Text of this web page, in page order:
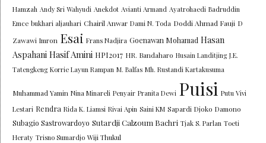
Hamzah Andy Sri Wahyudi Anekdot Avianti Armand Ayatrohaedi Badruddin
Emce bukhari aljauhari Chairil Anwar Dami N. Toda Doddi Ahmad Fauji D
Zawawi Imron Esai Frans Nadjira Goenawan Mohamad Hasan
Aspahani Hasif Amini HPI2017 HR. Bandaharo Husain Landitjing J.E.
Tatengkeng Korrie Layun Rampan M. Balfas Mh. Rustandi Kartakusuma
Muhammad Yamin Nina Minareli Penyair Pranita Dewi Puisi Putu Vivi
Lestari Rendra Rida K. Liamsi Rivai Apin Saini KM Sapardi Djoko Damono
Subagio Sastrowardoyo Sutardji Calzoum Bachri Tjak S. Parlan Toeti
Heraty Trisno Sumardjo Wiji Thukul